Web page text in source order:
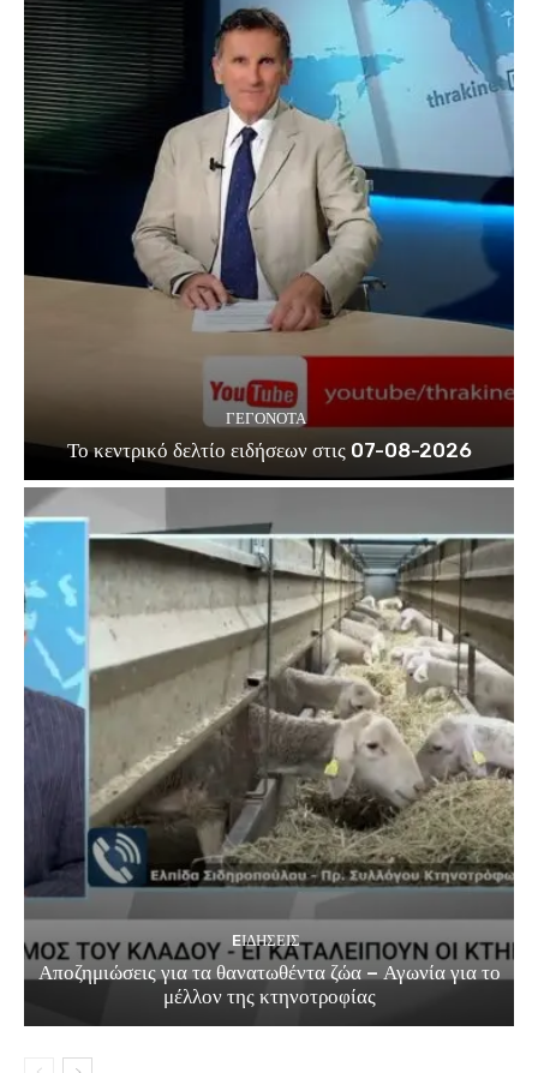
ΓΕΓΟΝΟΤΑ
Το κεντρικό δελτίο ειδήσεων στις 07-08-2026
EΙΔΗΣΕΙΣ
Αποζημιώσεις για τα θανατωθέντα ζώα – Αγωνία για το
μέλλον της κτηνοτροφίας